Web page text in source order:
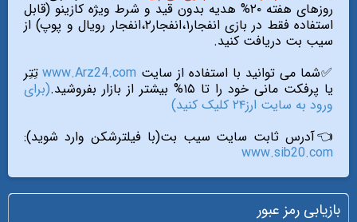
روزهای هفته ۲۰% هدیه بدون قید و شرط ویژه کازینو (قابل
استفاده فقط در بازی انفجار۱،انفجار۲،انفجار رویال و پوپ) از
سیب بت دریافت کنید.
✅شما می توانید با استفاده از سایت www.Arz24.com تِتِر
یا پرفکت مانی خود را تا ۱۵% بیشتر از بازار بفروشید.
(برای
ورود به سایت ارز۲۴ کلیک کنید)
👈آدرس ثابت سایت سیب بت(با فیلترشکن وارد شوید):
www.sib20.com
بازیابی رمز عبور